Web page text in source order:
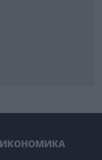
ИКОНОМИКА